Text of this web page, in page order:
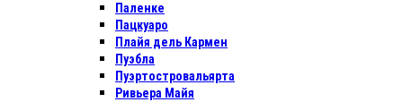
Паленке
Пацкуаро
Плайя дель Кармен
Пуэбла
Пуэртостровальярта
Ривьера Майя